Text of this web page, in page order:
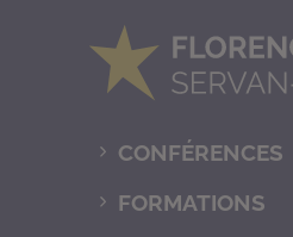
CONFÉRENCES
FORMATIONS